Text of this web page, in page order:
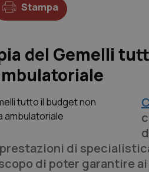
Stampa
del Gemelli
di
di poter garantire